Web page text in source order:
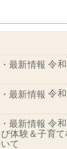
令
令
令
体験＆子育
て